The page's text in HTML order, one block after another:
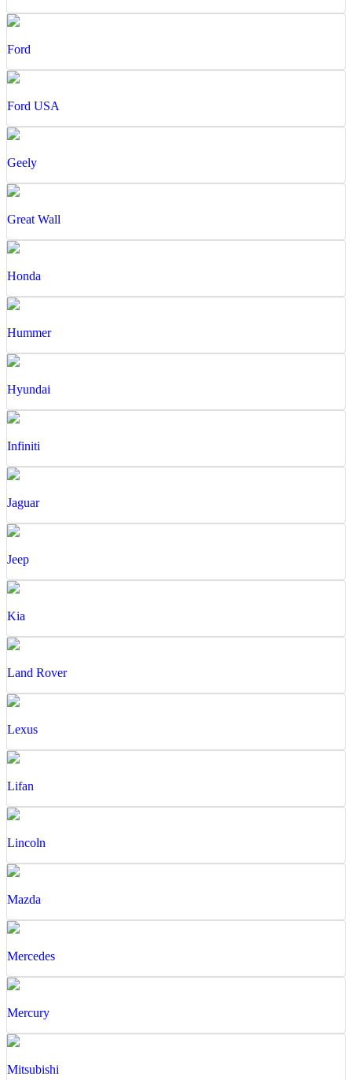
Ford
Ford USA
Geely
Great Wall
Honda
Hummer
Hyundai
Infiniti
Jaguar
Jeep
Kia
Land Rover
Lexus
Lifan
Lincoln
Mazda
Mercedes
Mercury
Mitsubishi